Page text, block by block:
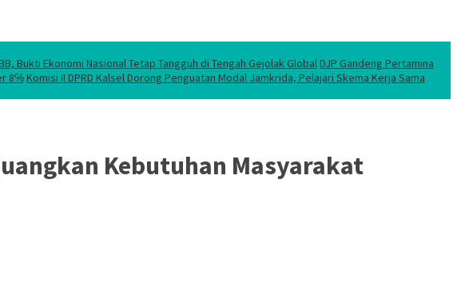
Bukti Ekonomi Nasional Tetap Tangguh di Tengah Gejolak GlobalDJP Gandeng Pertamina
8℅Komisi II DPRD Kalsel Dorong Penguatan Modal Jamkrida, Pelajari Skema Kerja Sama
Kebutuhan Masyarakat